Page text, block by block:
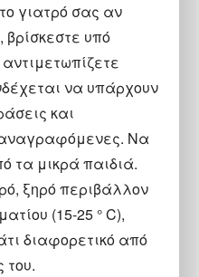
γιατρό σας αν
βρίσκεστε υπό
να υπάρχουν
και
Να
τα μικρά παιδιά.
ξηρό περιβάλλον
(15-25 ° C),
διαφορετικό από
του.